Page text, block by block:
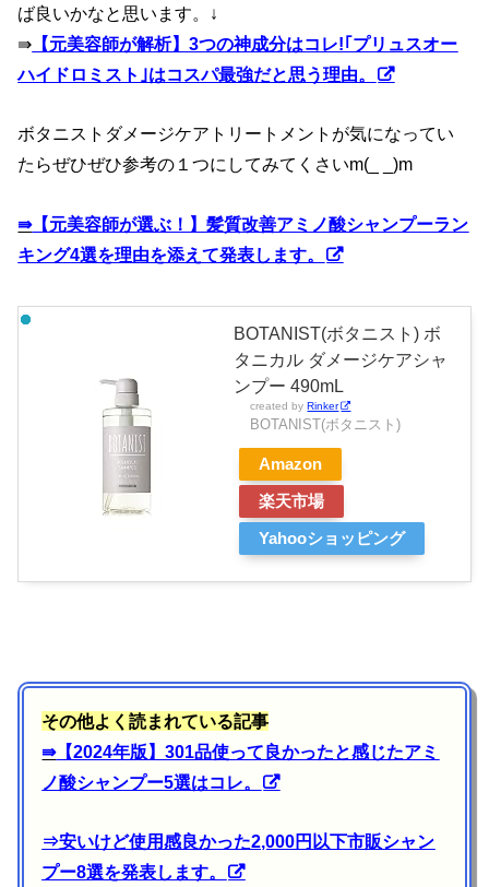
ば良いかなと思います。↓
⇛ 【元美容師が解析】3つの神成分はコレ!｢プリュスオー
ハイドロミスト｣はコスパ最強だと思う理由。
ボタニストダメージケアトリートメントが気になってい
たらぜひぜひ参考の１つにしてみてくさいm(_ _)m
⇛【元美容師が選ぶ！】髪質改善アミノ酸シャンプーラン
キング4選を理由を添えて発表します。
BOTANIST(ボタニスト) ボ
タニカル ダメージケアシャ
ンプー 490mL
created byRinker
BOTANIST(ボタニスト)
Amazon
楽天市場
Yahooショッピング
その他よく読まれている記事
⇛【2024年版】301品使って良かったと感じたアミ
ノ酸シャンプー5選はコレ。
⇒安いけど使用感良かった2,000円以下市販シャン
プー8選を発表します。